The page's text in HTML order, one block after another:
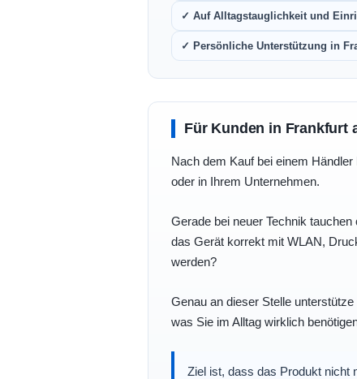
✓ Auf Alltagstauglichkeit und
✓ Persönliche Unterstützung in
Für Kunden in Frankfurt
Nach dem Kauf bei einem
oder in Ihrem Unternehmen.
Gerade bei neuer Technik
das Gerät korrekt mit WLAN,
werden?
Genau an dieser Stelle
was Sie im Alltag wirklich
Ziel ist, dass das Produkt nicht